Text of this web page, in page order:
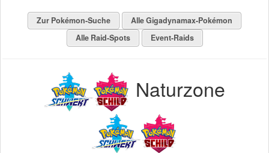
Zur Pokémon-Suche
Alle Gigadynamax-Pokémon
Alle Raid-Spots
Event-Raids
Naturzone